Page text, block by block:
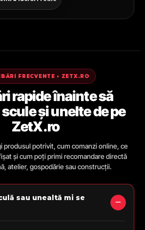
FRECVENTE • ZETX.RO
rapide înainte să
și unelte de pe
ZetX.ro
produsul potrivit, cum comanzi online, ce
și cum poți primi recomandare directă
atelier, gospodărie sau construcții.
sau unealtă mi se